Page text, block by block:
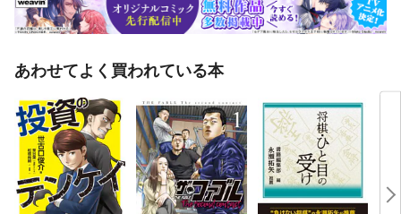
あわせてよく買われている本